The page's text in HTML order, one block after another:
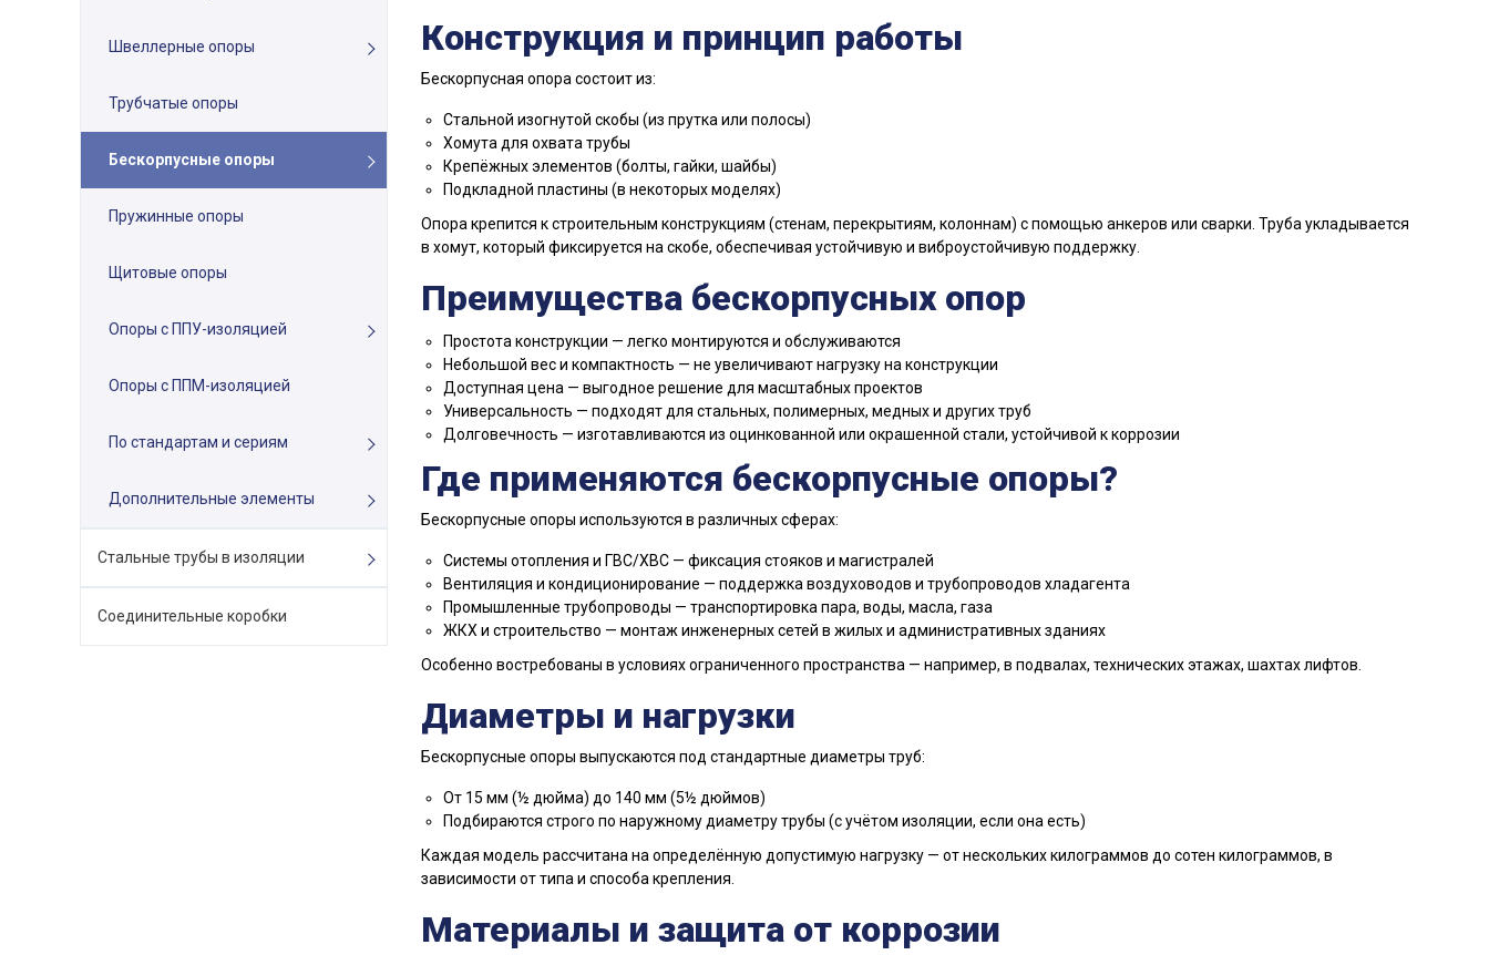
Швеллерные опоры
Трубчатые опоры
Бескорпусные опоры
Пружинные опоры
Щитовые опоры
Опоры с ППУ-изоляцией
Опоры с ППМ-изоляцией
По стандартам и сериям
Дополнительные элементы
Стальные трубы в изоляции
Соединительные коробки
Конструкция и принцип работы
Бескорпусная опора состоит из:
Стальной изогнутой скобы (из прутка или полосы)
Хомута для охвата трубы
Крепёжных элементов (болты, гайки, шайбы)
Подкладной пластины (в некоторых моделях)
Опора крепится к строительным конструкциям (стенам, перекрытиям, колоннам) с помощью анкеров или сварки. Труба укладывается
в хомут, который фиксируется на скобе, обеспечивая устойчивую и виброустойчивую поддержку.
Преимущества бескорпусных опор
Простота конструкции — легко монтируются и обслуживаются
Небольшой вес и компактность — не увеличивают нагрузку на конструкции
Доступная цена — выгодное решение для масштабных проектов
Универсальность — подходят для стальных, полимерных, медных и других труб
Долговечность — изготавливаются из оцинкованной или окрашенной стали, устойчивой к коррозии
Где применяются бескорпусные опоры?
Бескорпусные опоры используются в различных сферах:
Системы отопления и ГВС/ХВС — фиксация стояков и магистралей
Вентиляция и кондиционирование — поддержка воздуховодов и трубопроводов хладагента
Промышленные трубопроводы — транспортировка пара, воды, масла, газа
ЖКХ и строительство — монтаж инженерных сетей в жилых и административных зданиях
Особенно востребованы в условиях ограниченного пространства — например, в подвалах, технических этажах, шахтах лифтов.
Диаметры и нагрузки
Бескорпусные опоры выпускаются под стандартные диаметры труб:
От 15 мм (½ дюйма) до 140 мм (5½ дюймов)
Подбираются строго по наружному диаметру трубы (с учётом изоляции, если она есть)
Каждая модель рассчитана на определённую допустимую нагрузку — от нескольких килограммов до сотен килограммов, в
зависимости от типа и способа крепления.
Материалы и защита от коррозии